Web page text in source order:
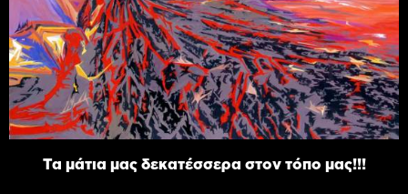
Τα μάτια μας δεκατέσσερα στον τόπο μας!!!